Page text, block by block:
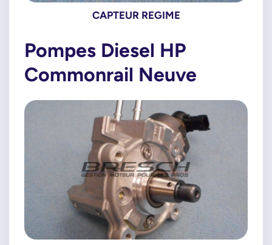
CAPTEUR REGIME
Pompes Diesel HP
Commonrail Neuve